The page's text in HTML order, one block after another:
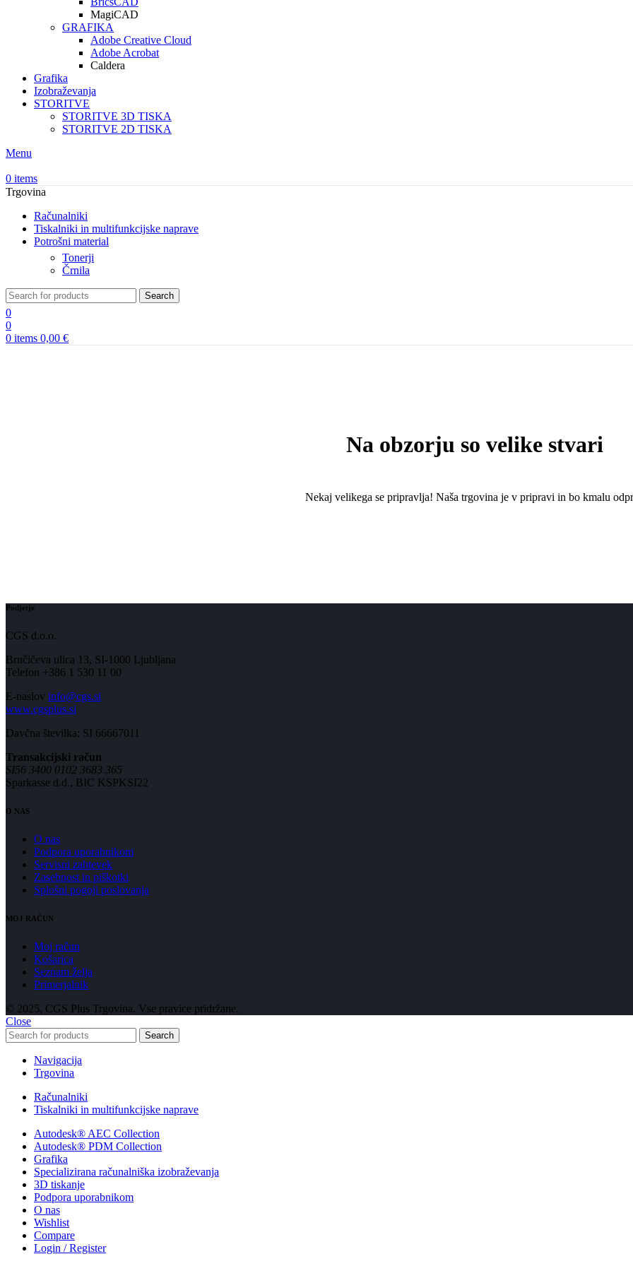
MagiCAD
GRAFIKA
Adobe Creative Cloud
Adobe Acrobat
Caldera
Grafika
Izobraževanja
STORITVE
STORITVE 3D TISKA
STORITVE 2D TISKA
Menu
0 items
Trgovina
Računalniki
Tiskalniki in multifunkcijske naprave
Potrošni material
Tonerji
Črnila
Search
0
0
0 items 0,00 €
Na obzorju so velike stvari
Nekaj ​​velikega se pripravlja! Naša trgovina je v pripravi in ​​bo kmalu
Podjetje
CGS d.o.o.
Brnčičeva ulica 13, SI-1000 Ljubljana
Telefon +386 1 530 11 00
E-naslov info@cgs.si
www.cgsplus.si
Davčna številka: SI 66667011
Transakcijski račun
SI56 3400 0102 3683 365
Sparkasse d.d., BIC KSPKSI22
O NAS
O nas
Podpora uporabnikom
Servisni zahtevek
Zasebnost in piškotki
Splošni pogoji poslovanja
MOJ RAČUN
Moj račun
Košarica
Seznam želja
Primerjalnik
© 2025, CGS Plus Trgovina. Vse pravice pridržane.
Close
Search
Navigacija
Trgovina
Računalniki
Tiskalniki in multifunkcijske naprave
Autodesk® AEC Collection
Autodesk® PDM Collection
Grafika
Specializirana računalniška izobraževanja
3D tiskanje
Podpora uporabnikom
O nas
Wishlist
Compare
Login / Register